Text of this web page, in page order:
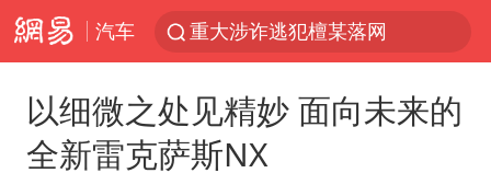
汽车
重大涉诈逃犯檀某落网
外交部：藏南地区是中国领土
百花奖完整获奖名单公布
哥伦比亚强震已致超20人死亡
以细微之处见精妙 面向未来的
全新雷克萨斯NX